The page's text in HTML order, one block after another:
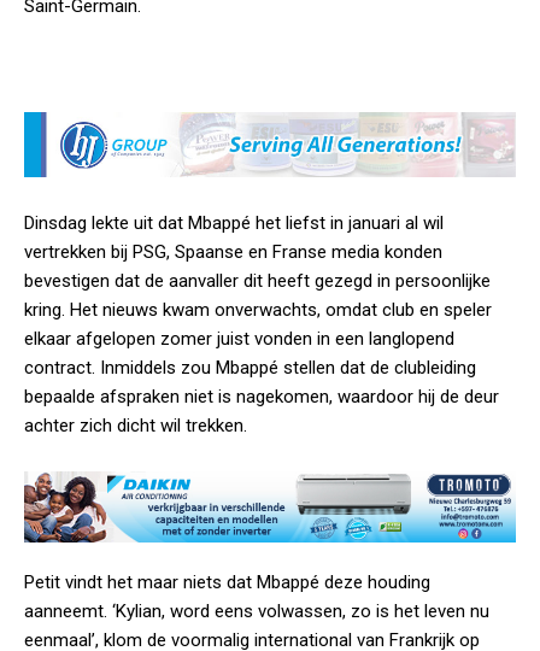
Saint-Germain.
Dinsdag lekte uit dat Mbappé het liefst in januari al wil
vertrekken bij PSG, Spaanse en Franse media konden
bevestigen dat de aanvaller dit heeft gezegd in persoonlijke
kring. Het nieuws kwam onverwachts, omdat club en speler
elkaar afgelopen zomer juist vonden in een langlopend
contract. Inmiddels zou Mbappé stellen dat de clubleiding
bepaalde afspraken niet is nagekomen, waardoor hij de deur
achter zich dicht wil trekken.
Petit vindt het maar niets dat Mbappé deze houding
aanneemt. ‘Kylian, word eens volwassen, zo is het leven nu
eenmaal’, klom de voormalig international van Frankrijk op